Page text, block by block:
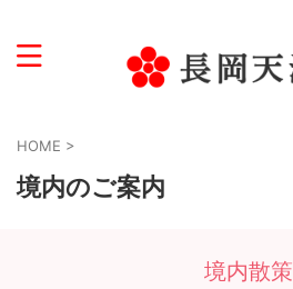
HOME >
境内のご案内
境内散策